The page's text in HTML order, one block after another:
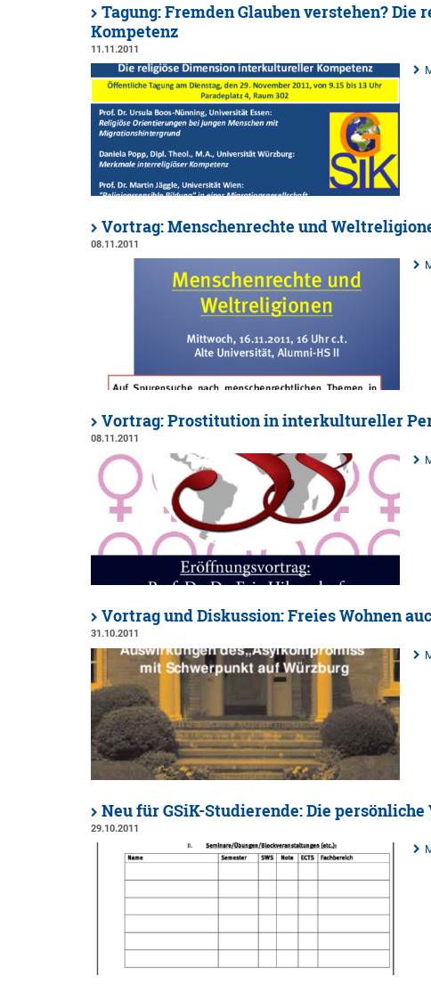
Tagung: Fremden Glauben verstehen?
Kompetenz
11.11.2011
Vortrag: Menschenrechte und
08.11.2011
Vortrag: Prostitution in interkultureller
08.11.2011
Vortrag und Diskussion: Freies Wohnen
31.10.2011
Neu für GSiK-Studierende: Die
29.10.2011